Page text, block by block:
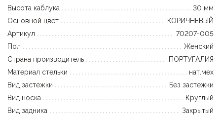
Высота каблука
30 мм
Основной цвет
КОРИЧНЕВЫЙ
Артикул
70207-005
Пол
Женский
Страна производитель
ПОРТУГАЛИЯ
Материал стельки
нат.мех
Вид застежки
Без застежки
Вид носка
Круглый
Вид задника
Закрытый